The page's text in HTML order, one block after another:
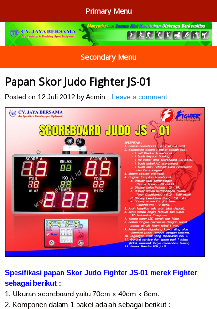
Primary Menu
AGEN ALAT OLAHRAGA
Menyediakan Alat Olahraga Terlengkap di Indonesia
Secondary Menu
Papan Skor Judo Fighter JS-01
Posted on 12 Juli 2012 by Admin Leave a comment
Spesifikasi papan Skor Judo Fighter JS-01 merek Fighter
sebagai berikut :
1. Ukuran scoreboard yaitu 70cm x 40cm x 8cm.
2. Komponen dalam 1 paket adalah sebagai berikut :